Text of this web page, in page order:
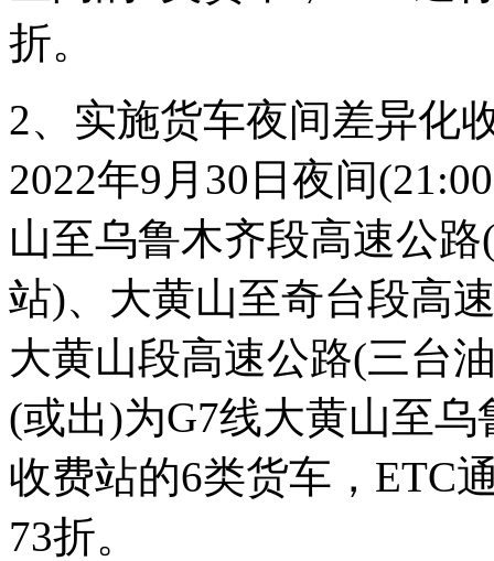
折。
2、实施货车夜间差异化
2022年9月30日夜间
山至乌鲁木齐段高速公
站)、大黄山至奇台段高
大黄山段高速公路(三台
(或出)为G7线大黄山至
收费站的6类货车，ETC
73折。